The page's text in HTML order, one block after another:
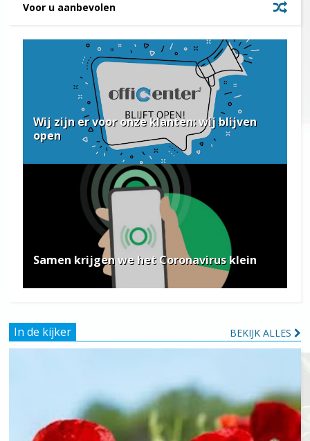
Voor u aanbevolen
Wij zijn er voor onze klanten: wij blijven
open
Samen krijgen we het Coronavirus klein
In de kijker BEKIJK ALLES